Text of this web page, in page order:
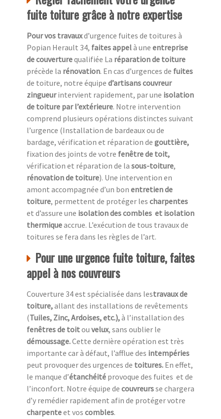
fuite toiture grâce à notre expertise
Pour vos travauxd’urgence fuites de toitures à
Popian Herault 34, faites appelà une entreprise
de couverturequalifiée La réparation de toiture
précède la rénovation. En cas d’urgences de fuites
de toiture, notre équipe d’artisans couvreur
zingueurintervient rapidement, par une isolation
de toiture par l’extérieure. Notre intervention
comprend plusieurs opérations distinctes suivant
l’urgence (Installation de bardeaux ou de
bardage, vérification et réparation de gouttière,
fixation des joints de votre fenêtre de toit,
vérification et réparation de la sous-toiture,
rénovation de toiture). Une intervention en
amont accompagnée d’un bon entretien de
toiture, permettent de protéger les charpentes
et d’assure une isolation des combles et isolation
thermiqueaccrue. L’exécution de tous travaux de
toitures se fera dans les règles de l’art.
Pour une urgence fuite toiture, faites
appel à nos couvreurs
Couverture 34 est spécialisée dans lestravaux de
toiture,allant des installations de revêtements
(Tuiles, Zinc, Ardoises, etc.),à l’installation des
fenêtres de toitou velux, sans oublier le
démoussage.Cette dernière opération est très
importante car à défaut, l’afflue des intempéries
peut provoquer des urgences de toitures. En effet,
le manque d’étanchéité provoque des fuites et de
l’inconfort. Notre équipe de couvreursse chargera
d’y remédier rapidement afin de protéger votre
charpenteet vos combles.